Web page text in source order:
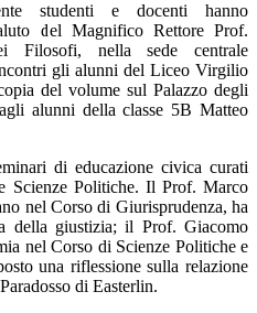
studenti e docenti hanno
del Magnifico Rettore Prof.
Filosofi, nella sede centrale
gli alunni del Liceo Virgilio
del volume sul Palazzo degli
alunni della classe 5B Matteo
di educazione civica curati
Scienze Politiche. Il Prof. Marco
nel Corso di Giurisprudenza, ha
della giustizia; il Prof. Giacomo
nel Corso di Scienze Politiche e
una riflessione sulla relazione
di Easterlin.